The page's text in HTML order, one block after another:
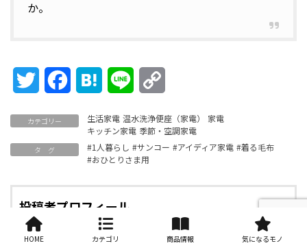
か。
Twitter FacebookHatena Line
カテゴリー 生活家電 温水洗浄便座（家電）
家電
キッチン家電 季節・空調家電
タ グ #1人暮らし #サンコー #アイディア家電 #着る毛布
#おひとりさま用
投稿者プロフィール
monopra スタッフ
HOME カテゴリ 商品情報 気になるモノ